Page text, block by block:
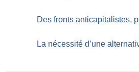
Des fronts anticapitalistes,
La nécessité d’une